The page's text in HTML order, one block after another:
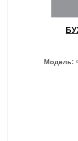
Модель: